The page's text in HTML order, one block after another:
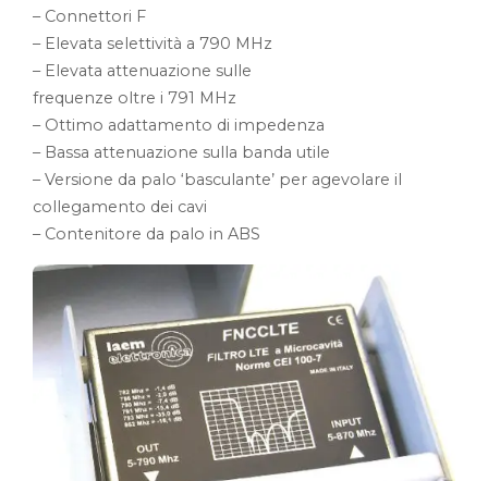
– Connettori F
– Elevata selettività a 790 MHz
– Elevata attenuazione sulle
frequenze oltre i 791 MHz
– Ottimo adattamento di impedenza
– Bassa attenuazione sulla banda utile
– Versione da palo ‘basculante’ per agevolare il
collegamento dei cavi
– Contenitore da palo in ABS